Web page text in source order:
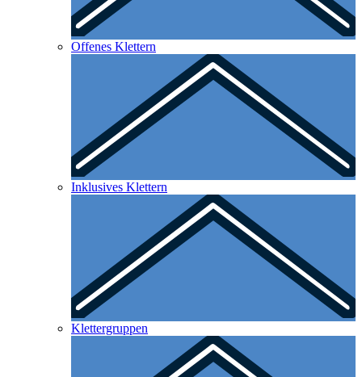
Offenes Klettern
Inklusives Klettern
Klettergruppen